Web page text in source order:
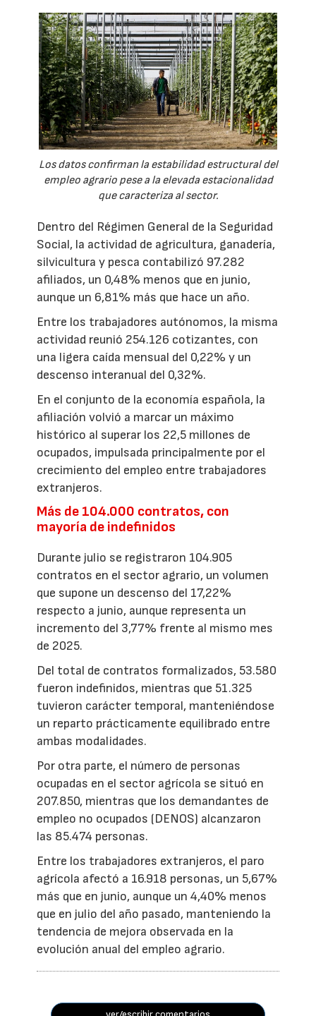
Los datos confirman la estabilidad estructural del
empleo agrario pese a la elevada estacionalidad
que caracteriza al sector.
Dentro del Régimen General de la Seguridad
Social, la actividad de agricultura, ganadería,
silvicultura y pesca contabilizó 97.282
afiliados, un 0,48% menos que en junio,
aunque un 6,81% más que hace un año.
Entre los trabajadores autónomos, la misma
actividad reunió 254.126 cotizantes, con
una ligera caída mensual del 0,22% y un
descenso interanual del 0,32%.
En el conjunto de la economía española, la
afiliación volvió a marcar un máximo
histórico al superar los 22,5 millones de
ocupados, impulsada principalmente por el
crecimiento del empleo entre trabajadores
extranjeros.
Más de 104.000 contratos, con
mayoría de indefinidos
Durante julio se registraron 104.905
contratos en el sector agrario, un volumen
que supone un descenso del 17,22%
respecto a junio, aunque representa un
incremento del 3,77% frente al mismo mes
de 2025.
Del total de contratos formalizados, 53.580
fueron indefinidos, mientras que 51.325
tuvieron carácter temporal, manteniéndose
un reparto prácticamente equilibrado entre
ambas modalidades.
Por otra parte, el número de personas
ocupadas en el sector agrícola se situó en
207.850, mientras que los demandantes de
empleo no ocupados (DENOS) alcanzaron
las 85.474 personas.
Entre los trabajadores extranjeros, el paro
agrícola afectó a 16.918 personas, un 5,67%
más que en junio, aunque un 4,40% menos
que en julio del año pasado, manteniendo la
tendencia de mejora observada en la
evolución anual del empleo agrario.